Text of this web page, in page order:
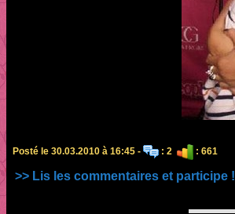
Posté le 30.03.2010 à 16:45 - : 2 : 661
>> Lis les commentaires et participe !